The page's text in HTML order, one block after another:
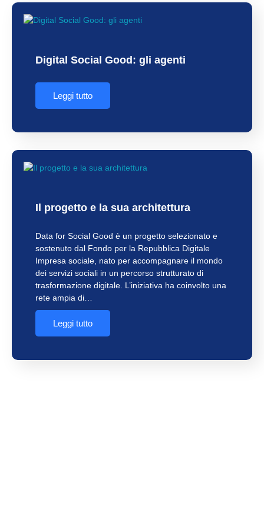
Digital Social Good: gli agenti
Leggi tutto
Il progetto e la sua architettura
Data for Social Good è un progetto selezionato e
sostenuto dal Fondo per la Repubblica Digitale
Impresa sociale, nato per accompagnare il mondo
dei servizi sociali in un percorso strutturato di
trasformazione digitale. L’iniziativa ha coinvolto una
rete ampia di…
Leggi tutto